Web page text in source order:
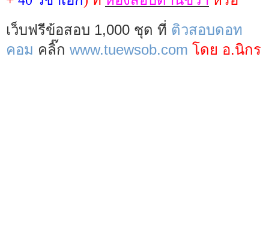
เว็บฟรีข้อสอบ 1,000 ชุด ที่ ติวสอบดอท
คอม คลิ๊ก www.tuewsob.com โดย อ.นิกร